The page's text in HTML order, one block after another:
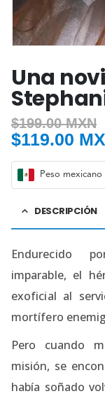
Una
$199.00 MXN
$119.00
Peso mexicano
DESCRIPCIÓN
Endurecido
imparable, el
exoficial al
mortífero
Pero cuando
misión, se
había soñado